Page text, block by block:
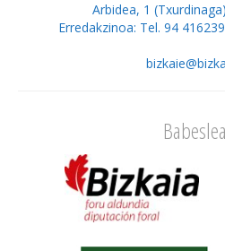
Arbidea, 1
Erredakzinoa: Tel. 94